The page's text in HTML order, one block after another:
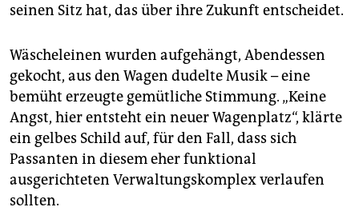
seinen Sitz hat, das über ihre Zukunft entscheidet.
Wäscheleinen wurden aufgehängt, Abendessen
gekocht, aus den Wagen dudelte Musik – eine
bemüht erzeugte gemütliche Stimmung. „Keine
Angst, hier entsteht ein neuer Wagenplatz“, klärte
ein gelbes Schild auf, für den Fall, dass sich
Passanten in diesem eher funktional
ausgerichteten Verwaltungskomplex verlaufen
sollten.